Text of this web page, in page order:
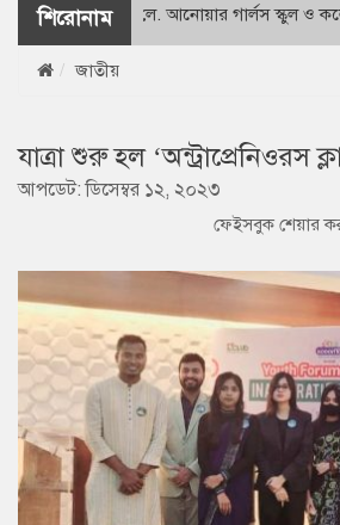
শিরোনাম
বীর উত্তম লে. আনোয়ার গার্লস স্কুল ও কলেজে
জাতীয়
যাত্রা শুরু হল ‘অন্ট্রাপ্রেনিওরস
আপডেট: ডিসেম্বর ১২, ২০২৩
ফেইসবুক শেয়ার